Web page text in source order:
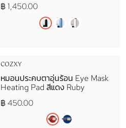
฿ 1,450.00
COZXY
หมอนประคบตาอุ่นร้อน Eye Mask
Heating Pad สีแดง Ruby
฿ 450.00